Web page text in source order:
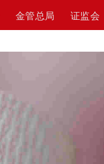
金管总局 证监会